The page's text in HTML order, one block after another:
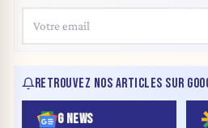
RETROUVEZ NOS ARTICLES SUR
G NEWS